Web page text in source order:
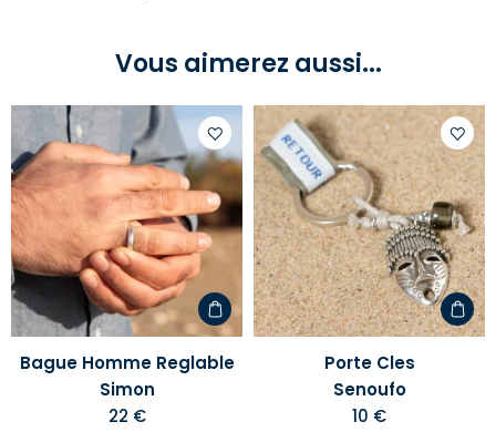
Vous aimerez aussi...
Ajouter
à
votre
liste
d'envies
Bague Homme Reglable
Simon
22 €
à
votre
liste
Porte Cles
Senoufo
10 €